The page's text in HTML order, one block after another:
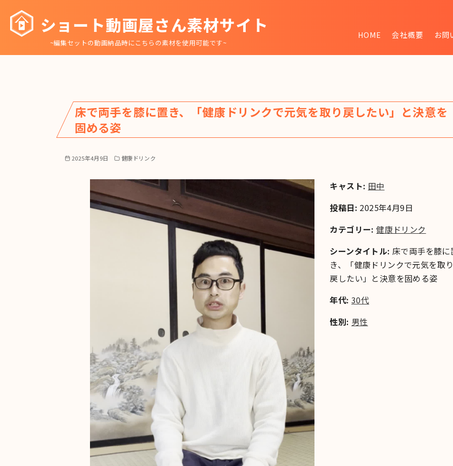
ショート動画屋さん素材サイト
~編集セットの動画納品時にこちらの素材を使用可能です~
HOME 会社概要 お問
床で両手を膝に置き、「健康ドリンクで元気を取り戻したい」と決意を
固める姿
2025年4月9日 健康ドリンク
キャスト: 田中
投稿日: 2025年4月9日
カテゴリー: 健康ドリンク
シーンタイトル: 床で両手を膝に
き、「健康ドリンクで元気を取
戻したい」と決意を固める姿
年代: 30代
性別: 男性